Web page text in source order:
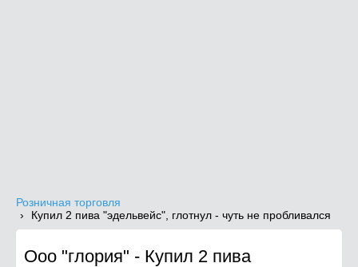
Розничная торговля
Купил 2 пива "эдельвейс", глотнул - чуть не пробливался
Ооо "глория" - Купил 2 пива